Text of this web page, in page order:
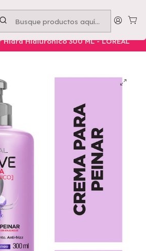
nosotros -Compra mínima $50.000
Belleza Cuidado Capilar
Hialurónico 300 ML - LOREAL